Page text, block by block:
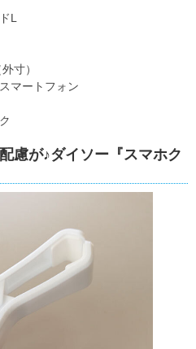
L
寸）
マートフォン
慮が♪ダイソー『スマホク